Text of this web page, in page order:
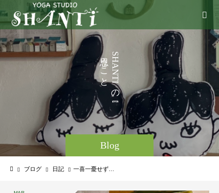
Blog
S
H
A
N
T
I
の
。
う
こ
と
な
ど
い
ブログ 日記 一喜一憂せず…